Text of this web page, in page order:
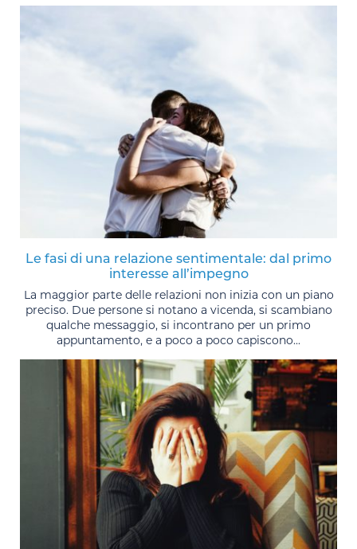
Le fasi di una relazione sentimentale: dal primo
interesse all’impegno
La maggior parte delle relazioni non inizia con un piano
preciso. Due persone si notano a vicenda, si scambiano
qualche messaggio, si incontrano per un primo
appuntamento, e a poco a poco capiscono...